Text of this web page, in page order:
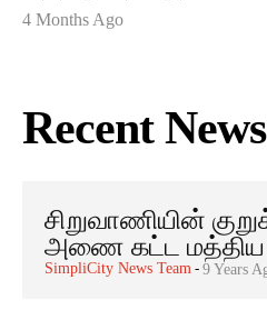
4 Months Ago
Recent News
சிறுவாணியின்
அணை கட்ட மத்திய
SimpliCity News Team - 9 Years